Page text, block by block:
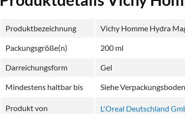
Produktbezeichnung Vichy Homme Hydra
Packungsgröße(n) 200 ml
Darreichungsform Gel
Mindestens haltbar bis Siehe Verpackungsboden
Produkt von L'Oreal Deutschland